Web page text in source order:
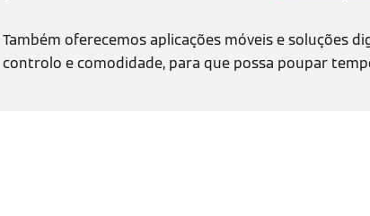
Também oferecemos aplicações móveis e soluções
controlo e comodidade, para que possa poupar